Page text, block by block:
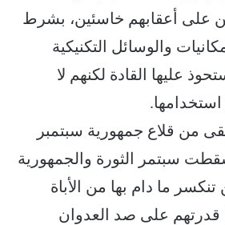
على أعقابهم خاسئين، بشرط
والوسائل التكنيكية
عليها القادة لكنهم لا
من قلاع جمهورية سبتمبر
سبتمر الثورة والجمهورية
ما دام بها من الأباة
قدرتهم على صد العدوان